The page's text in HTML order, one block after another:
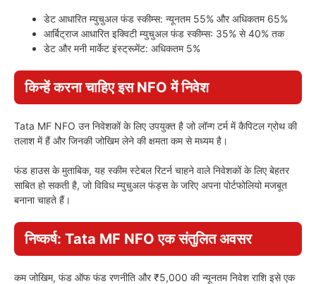
डेट आधारित म्युचुअल फंड स्कीम्स: न्यूनतम 55% और अधिकतम 65%
आर्बिट्राज आधारित इक्विटी म्युचुअल फंड स्कीम्स: 35% से 40% तक
डेट और मनी मार्केट इंस्ट्रूमेंट: अधिकतम 5%
किन्हें करना चाहिए इस NFO में निवेश
Tatа MF NFO उन निवेशकों के लिए उपयुक्त है जो लॉन्ग टर्म में कैपिटल ग्रोथ की
तलाश में हैं और जिनकी जोखिम लेने की क्षमता कम से मध्यम है।
फंड हाउस के मुताबिक, यह स्कीम स्टेबल रिटर्न चाहने वाले निवेशकों के लिए बेहतर
साबित हो सकती है, जो विविध म्युचुअल फंड्स के जरिए अपना पोर्टफोलियो मजबूत
बनाना चाहते हैं।
निष्कर्ष: Tata MF NFO एक संतुलित अवसर
कम जोखिम, फंड ऑफ फंड रणनीति और ₹5,000 की न्यूनतम निवेश राशि इसे एक